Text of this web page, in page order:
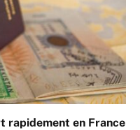
rapidement en France